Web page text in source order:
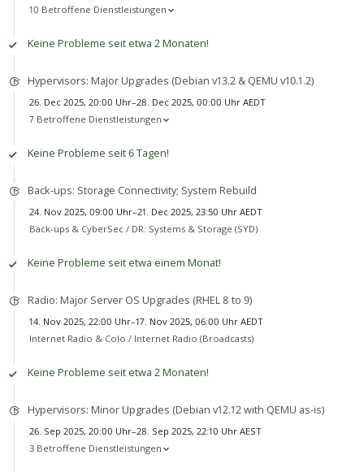
10 Betroffene Dienstleistungen
Keine Probleme seit etwa 2 Monaten!
Hypervisors: Major Upgrades (Debian v13.2 & QEMU v10.1.2)
26. Dec 2025, 20:00 Uhr–28. Dec 2025, 00:00 Uhr AEDT
7 Betroffene Dienstleistungen
Keine Probleme seit 6 Tagen!
Back-ups: Storage Connectivity; System Rebuild
24. Nov 2025, 09:00 Uhr–21. Dec 2025, 23:50 Uhr AEDT
Back-ups & CyberSec / DR: Systems & Storage (SYD)
Keine Probleme seit etwa einem Monat!
Radio: Major Server OS Upgrades (RHEL 8 to 9)
14. Nov 2025, 22:00 Uhr–17. Nov 2025, 06:00 Uhr AEDT
Internet Radio & Colo / Internet Radio (Broadcasts)
Keine Probleme seit etwa 2 Monaten!
Hypervisors: Minor Upgrades (Debian v12.12 with QEMU as-is)
26. Sep 2025, 20:00 Uhr–28. Sep 2025, 22:10 Uhr AEST
3 Betroffene Dienstleistungen